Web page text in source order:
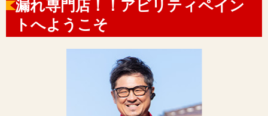
漏れ専門店！！アビリティペイン
トへようこそ